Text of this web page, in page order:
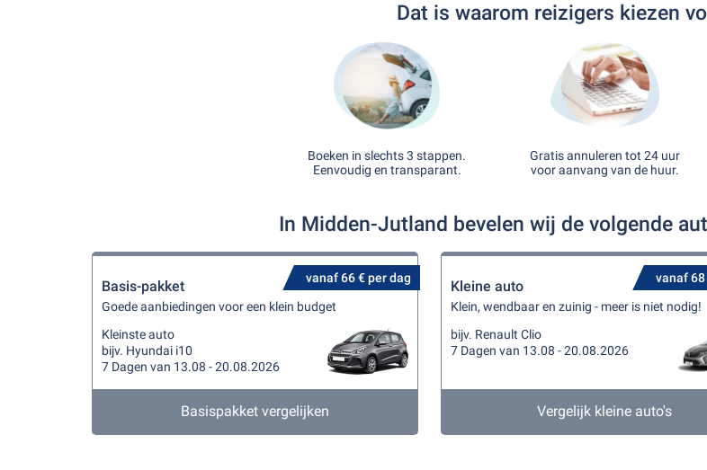
Dat is waarom reizigers kiezen
Boeken in slechts 3 stappen.
Eenvoudig en transparant.
Gratis annuleren tot 24 uur
voor aanvang van de huur.
In Midden-Jutland bevelen wij de volgende
vanaf 66 € per dag
Basis-pakket
Goede aanbiedingen voor een klein budget
Kleinste auto
bijv. Hyundai i10
7 Dagen van 13.08 - 20.08.2026
Basispakket vergelijken
vanaf 68
Kleine auto
Klein, wendbaar en zuinig - meer is niet nodig!
bijv. Renault Clio
7 Dagen van 13.08 - 20.08.2026
Vergelijk kleine auto's